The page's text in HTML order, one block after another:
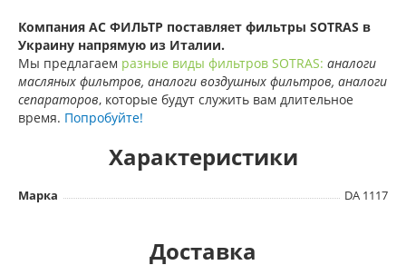
Компания АС ФИЛЬТР поставляет фильтры SOTRAS в
Украину напрямую из Италии.
Мы предлагаем разные виды фильтров SOTRAS: аналоги
масляных фильтров, аналоги воздушных фильтров, аналоги
сепараторов, которые будут служить вам длительное
время. Попробуйте!
Характеристики
Марка DA 1117
Доставка